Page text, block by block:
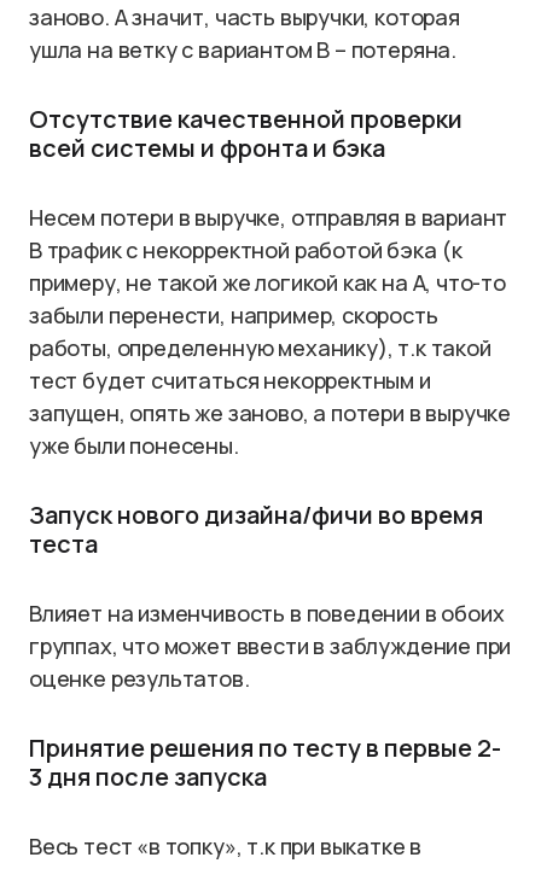
заново. А значит, часть выручки, которая
ушла на ветку с вариантом B – потеряна.
Отсутствие качественной проверки
всей системы и фронта и бэка
Несем потери в выручке, отправляя в вариант
B трафик с некорректной работой бэка (к
примеру, не такой же логикой как на A, что-то
забыли перенести, например, скорость
работы, определенную механику), т.к такой
тест будет считаться некорректным и
запущен, опять же заново, а потери в выручке
уже были понесены.
Запуск нового дизайна/фичи во время
теста
Влияет на изменчивость в поведении в обоих
группах, что может ввести в заблуждение при
оценке результатов.
Принятие решения по тесту в первые 2-
3 дня после запуска
Весь тест «в топку», т.к при выкатке в